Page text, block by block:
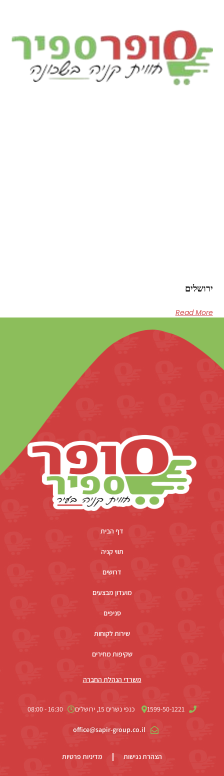
ירושלים
Read More
דף הבית
תווי קניה
דרושים
מועדון מבצעים
סניפים
שירות לקוחות
שקיפות מחירים
משרדי הנהלת החברה
1599-50-1221 כנפי נשרים 15, ירושלים 16:30 - 08:00
office@sapir-group.co.il
הצהרת נגישות מדיניות פרטיות